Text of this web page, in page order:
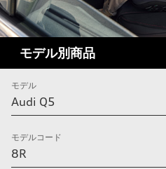
モデル別商品
モデル
モデルコード